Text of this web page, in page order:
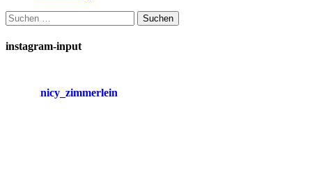
Suchen
nach:
instagram-input
nicy_zimmerlein